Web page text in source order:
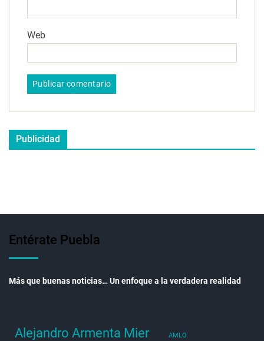
Web
Publicidad
Entérate Puebla
Más que buenas noticias… Un enfoque a la verdadera realidad
Alejandro Armenta Mier AMLO